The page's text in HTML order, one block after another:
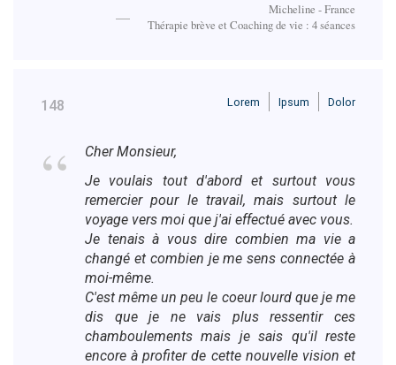
Micheline - France
Thérapie brève et Coaching de vie : 4 séances
148 Lorem Ipsum Dolor
Cher Monsieur,
Je voulais tout d'abord et surtout vous
remercier pour le travail, mais surtout le
voyage vers moi que j'ai effectué avec vous.
Je tenais à vous dire combien ma vie a
changé et combien je me sens connectée à
moi-même.
C'est même un peu le coeur lourd que je me
dis que je ne vais plus ressentir ces
chamboulements mais je sais qu'il reste
encore à profiter de cette nouvelle vision et